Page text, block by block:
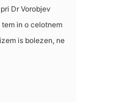
Dr Vorobjev
in o celotnem
is bolezen, ne